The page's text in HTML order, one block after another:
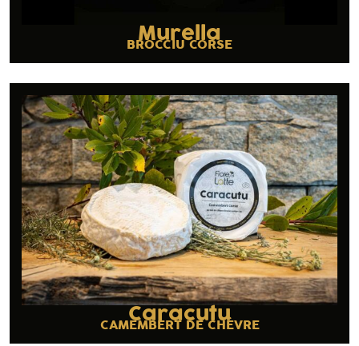
Murella
BROCCIU CORSE
Caracutu
CAMEMBERT DE CHÈVRE